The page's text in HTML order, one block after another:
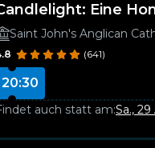
Eine
Saint John's Anglican
(641)
20:30
auch statt am:Sa., 29